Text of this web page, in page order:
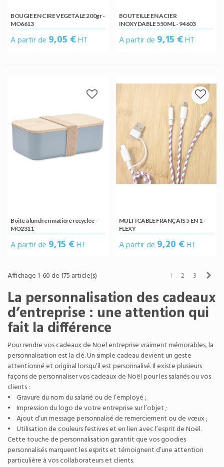
BOUGIE EN CIRE VEGETALE 200gr -
MO6613
A partir de 9,05 €HT
BOUTEILLE EN ACIER
INOXYDABLE 550 ML - 94603
A partir de 9,15 €HT
Boite à lunch en matière recyclée -
MO2311
A partir de 9,15 €HT
MULTICABLE FRANÇAIS 5 EN 1 -
FLEXY
A partir de 9,20 €HT
Affichage 1-60 de 175 article(s) 1 2 3
La personnalisation des cadeaux
d’entreprise : une attention qui
fait la différence
Pour rendre vos cadeaux de Noël entreprise vraiment mémorables, la
personnalisation est la clé. Un simple cadeau devient un geste
attentionné et original lorsqu’il est personnalisé. Il existe plusieurs
façons de personnaliser vos cadeaux de Noël pour les salariés ou vos
clients :
• Gravure du nom du salarié ou de l’employé ;
• Impression du logo de votre entreprise sur l’objet ;
• Ajout d’un message personnalisé de remerciement ou de vœux ;
• Utilisation de couleurs festives et en lien avec l’esprit de Noël.
Cette touche de personnalisation garantit que vos goodies
personnalisés marquent les esprits et témoignent d’une attention
particulière à vos collaborateurs et clients.